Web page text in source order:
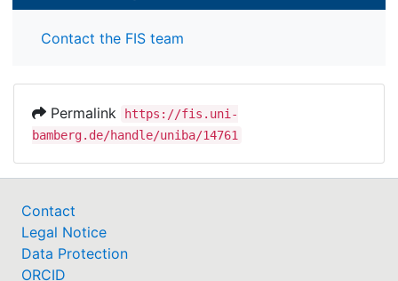
Contact the FIS team
Permalink
https://fis.uni-
bamberg.de/handle/uniba/14761
Contact
Legal Notice
Data Protection
ORCID